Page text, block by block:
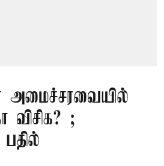
அமைச்சரவையில்
விசிக? ;